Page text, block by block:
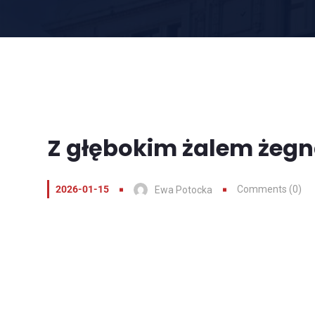
Z głębokim żalem
2026-01-15 Ewa Potocka Comments (0)